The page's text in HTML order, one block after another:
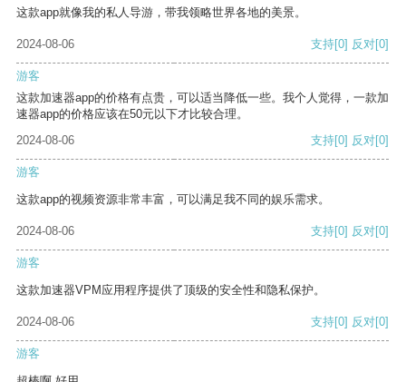
这款app就像我的私人导游，带我领略世界各地的美景。
2024-08-06 支持[0] 反对[0]
游客
这款加速器app的价格有点贵，可以适当降低一些。我个人觉得，一款加
速器app的价格应该在50元以下才比较合理。
2024-08-06
支持[0] 反对[0]
游客
这款app的视频资源非常丰富，可以满足我不同的娱乐需求。
2024-08-06 支持[0] 反对[0]
游客
这款加速器VPM应用程序提供了顶级的安全性和隐私保护。
2024-08-06 支持[0] 反对[0]
游客